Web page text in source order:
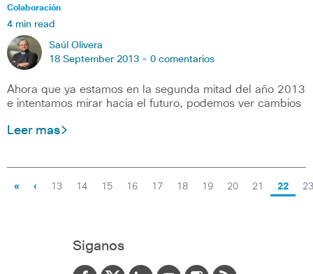
Colaboración
4 min read
Saúl Olivera
18 September 2013 - 0 comentarios
Ahora que ya estamos en la segunda mitad del año 2013
e intentamos mirar hacia el futuro, podemos ver cambios
Leer mas
« ‹ 13 14 15 16 17 18 19 20 21 22 23
Siganos